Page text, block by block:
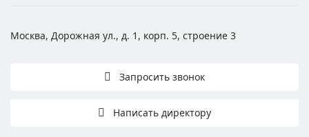
Москва, Дорожная ул., д. 1, корп. 5, строение 3
Запросить звонок
Написать директору